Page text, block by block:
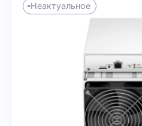
Неактуальное